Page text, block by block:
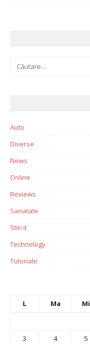
Caută
Auto
Diverse
News
Online
Reviews
Sanatate
Stiri it
Technology
Tutoriale
L
Ma Mi
3
4 5